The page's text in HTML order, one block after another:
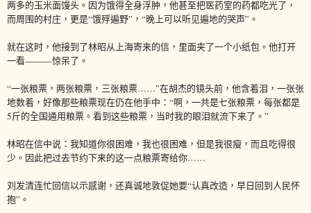
两多的玉米面馒头。因为饿得全身浮肿，他甚至把医药室的药都吃光了，
而周围的村庄，更是“饿殍遍野”，“晚上可以听见遍地的哭声”。
就在这时，他接到了林昭从上海寄来的信，里面夹了一个小纸包。他打开
一看———惊呆了。
“一张粮票，两张粮票，三张粮票……”在胡杰的镜头前，他含着泪，一张张
地数着，好像那些粮票现在仍在他手中：“啊，一共是七张粮票，每张都是
5斤的全国通用粮票。看到这些粮票，当时我的眼泪就流下来了。”
林昭在信中说：我知道你很困难，我也很困难，但是我很瘦，而且吃得很
少。因此把过去节约下来的这一点粮票寄给你……
刘发清连忙回信以示感谢，还真诚地敦促她要“认真改造，早日回到人民怀
抱”。